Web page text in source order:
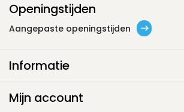
Openingstijden
Aangepaste openingstijden
Informatie
Mijn account